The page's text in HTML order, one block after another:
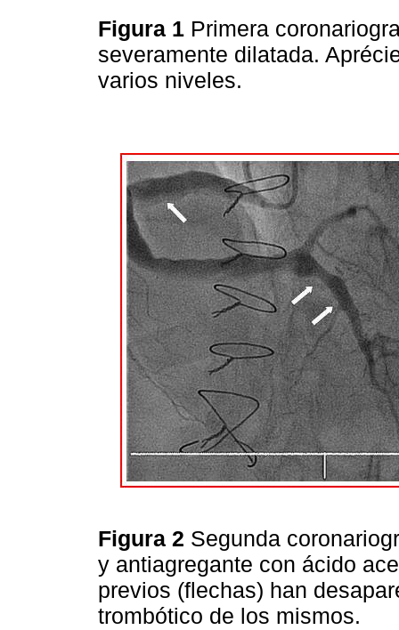
Figura 1 Primera
severamente dilatada.
varios niveles.
Figura 2 Segunda
y antiagregante con ácido
previos (flechas) han
trombótico de los mismos.